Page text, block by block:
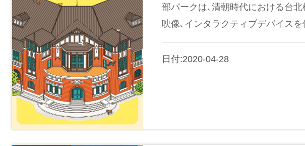
部パークは､清朝時代における台
映像､インタラクティブデバイス
日付:2020-04-28